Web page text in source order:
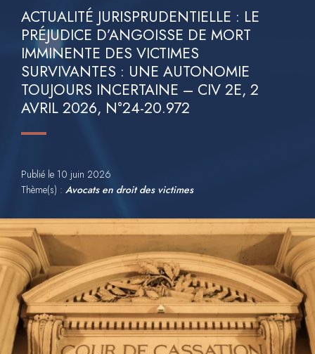
ACTUALITÉ JURISPRUDENTIELLE : LE
PRÉJUDICE D’ANGOISSE DE MORT
IMMINENTE DES VICTIMES
SURVIVANTES : UNE AUTONOMIE
TOUJOURS INCERTAINE – CIV 2E, 2
AVRIL 2026, N°24-20.972
Publié le 10 juin 2026
Thème(s) : Avocats en droit des victimes